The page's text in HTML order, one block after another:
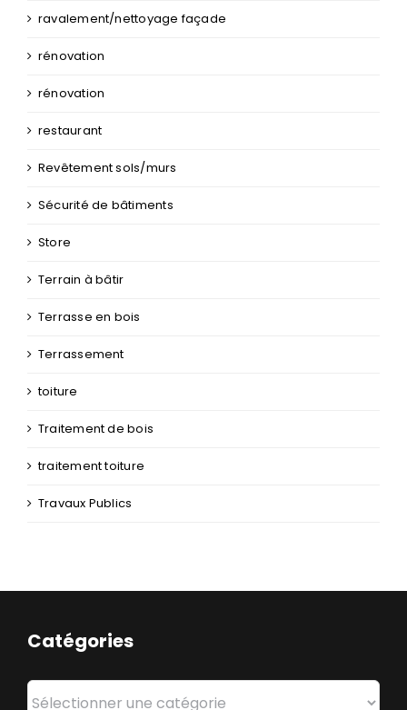
restaurant
Revêtement sols/murs
Sécurité de bâtiments
Store
Terrain à bâtir
Terrasse en bois
Terrassement
toiture
Traitement de bois
traitement toiture
Travaux Publics
Catégories